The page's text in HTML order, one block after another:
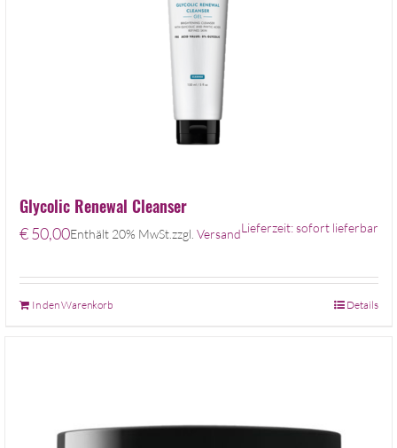
Glycolic Renewal Cleanser
€50,00Enthält 20% MwSt.zzgl. VersandLieferzeit: sofort lieferbar
In den Warenkorb Details